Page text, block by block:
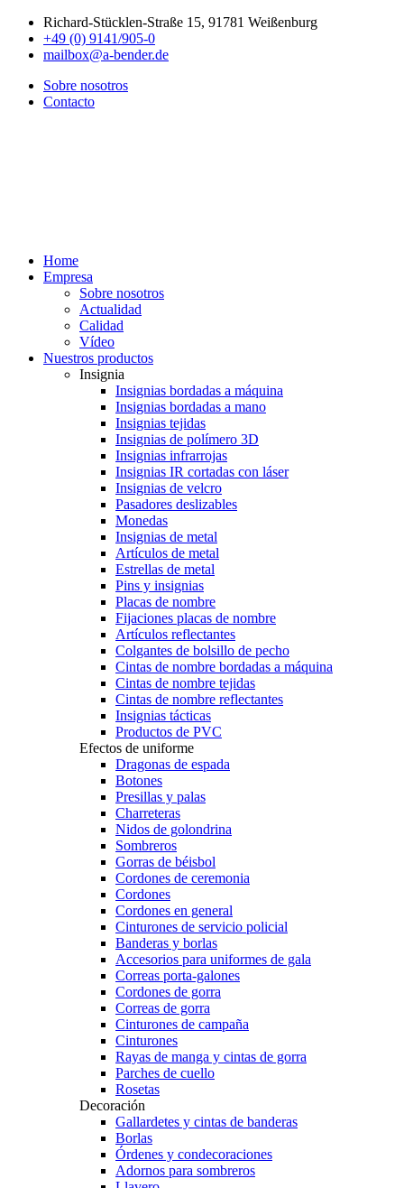
Richard-Stücklen-Straße 15, 91781 Weißenburg
+49 (0) 9141/905-0
mailbox@a-bender.de
Sobre nosotros
Contacto
Home
Empresa
Sobre nosotros
Actualidad
Calidad
Vídeo
Nuestros productos
Insignia
Insignias bordadas a máquina
Insignias bordadas a mano
Insignias tejidas
Insignias de polímero 3D
Insignias infrarrojas
Insignias IR cortadas con láser
Insignias de velcro
Pasadores deslizables
Monedas
Insignias de metal
Artículos de metal
Estrellas de metal
Pins y insignias
Placas de nombre
Fijaciones placas de nombre
Artículos reflectantes
Colgantes de bolsillo de pecho
Cintas de nombre bordadas a máquina
Cintas de nombre tejidas
Cintas de nombre reflectantes
Insignias tácticas
Productos de PVC
Efectos de uniforme
Dragonas de espada
Botones
Presillas y palas
Charreteras
Nidos de golondrina
Sombreros
Gorras de béisbol
Cordones de ceremonia
Cordones
Cordones en general
Cinturones de servicio policial
Banderas y borlas
Accesorios para uniformes de gala
Correas porta-galones
Cordones de gorra
Correas de gorra
Cinturones de campaña
Cinturones
Rayas de manga y cintas de gorra
Parches de cuello
Rosetas
Decoración
Gallardetes y cintas de banderas
Borlas
Órdenes y condecoraciones
Adornos para sombreros